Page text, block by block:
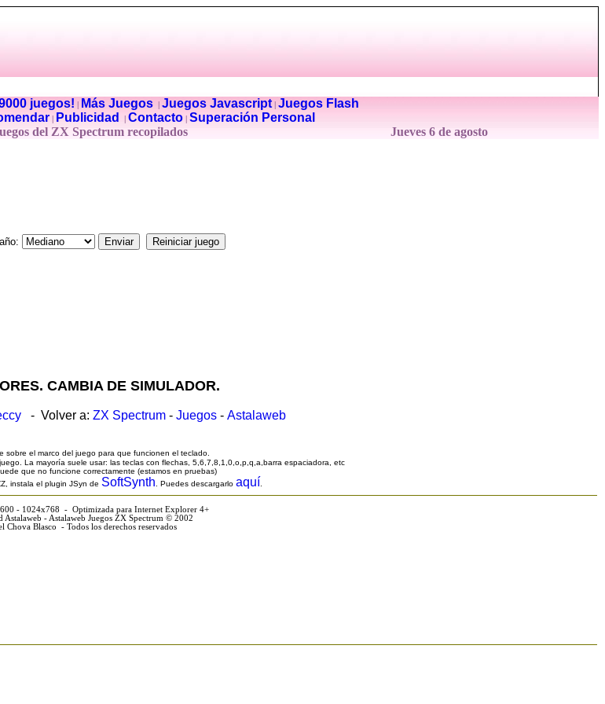
juegos! Más Juegos| Juegos Javascript| Juegos Flash
Publicidad Contacto Superación Personal
del ZX Spectrum recopilados Jueves 6 de agosto
CAMBIA DE SIMULADOR.
- Volver a: ZX Spectrum - Juegos - Astalaweb
sobre el marco del juego para que funcionen el teclado.
La mayoría suele usar: las teclas con flechas, 5,6,7,8,1,0,o,p,q,a,barra espaciadora, etc
que no funcione correctamente (estamos en pruebas)
instala el plugin JSyn de SoftSynth . Puedes descargarlo aquí
- 1024x768 - Optimizada para Internet Explorer 4+
Astalaweb - Astalaweb Juegos ZX Spectrum © 2002
Chova Blasco - Todos los derechos reservados